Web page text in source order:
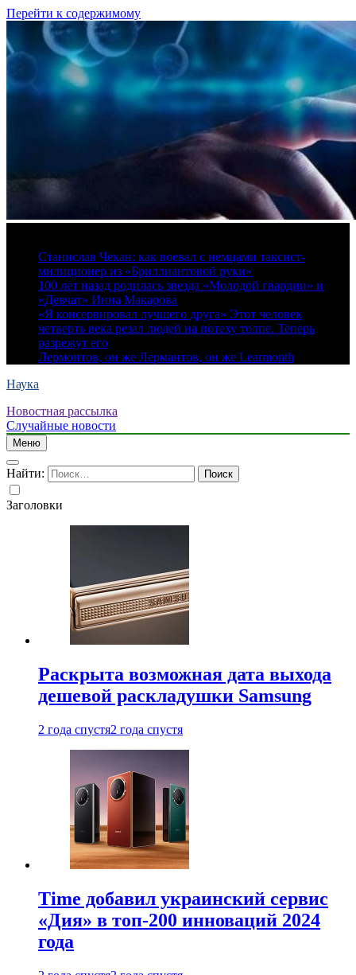
Перейти к содержимому
Станислав Чекан: как воевал с немцами таксист-
милиционер из «Бриллиантовой руки»
100 лет назад родилась звезда «Молодой гвардии» и
«Девчат» Инна Макарова
«Я консервировал лучшего друга» Этот человек
четверть века резал людей на потеху толпе. Теперь
разрежут его
Лермонтов, он же Лермантов, он же Learmonth
Наука
Новостная рассылка
Случайные новости
Меню
Найти:
Заголовки
Раскрыта возможная дата выхода
дешевой раскладушки Samsung
2 года спустя2 года спустя
Time добавил украинский сервис
«Дия» в топ-200 инноваций 2024
года